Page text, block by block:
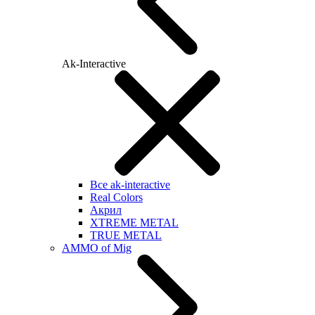
Ak-Interactive
Все ak-interactive
Real Colors
Акрил
XTREME METAL
TRUE METAL
AMMO of Mig